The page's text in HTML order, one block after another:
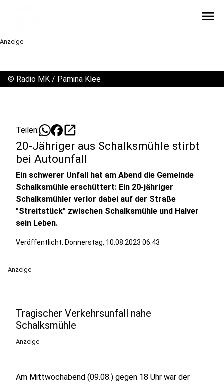
menu
Anzeige
© Radio MK / Pamina Klee
Teilen: open_in_new
20-Jähriger aus Schalksmühle stirbt
bei Autounfall
Ein schwerer Unfall hat am Abend die Gemeinde
Schalksmühle erschüttert: Ein 20-jähriger
Schalksmühler verlor dabei auf der Straße
"Streitstück" zwischen Schalksmühle und Halver
sein Leben.
Veröffentlicht: Donnerstag, 10.08.2023 06:43
Anzeige
Tragischer Verkehrsunfall nahe
Schalksmühle
Anzeige
Am Mittwochabend (09.08.) gegen 18 Uhr war der